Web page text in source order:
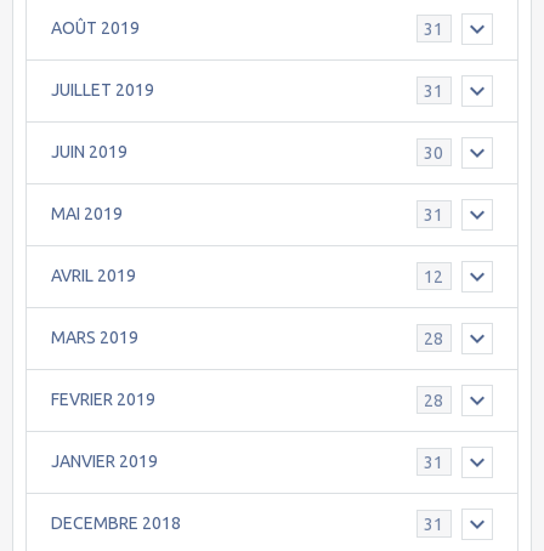
AOÛT 2019 31
JUILLET 2019 31
JUIN 2019 30
MAI 2019 31
AVRIL 2019 12
MARS 2019 28
FEVRIER 2019 28
JANVIER 2019 31
DECEMBRE 2018 31